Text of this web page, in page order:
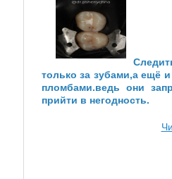
только за зубами,а ещё
пломбами.ведь они
прийти в негодность.